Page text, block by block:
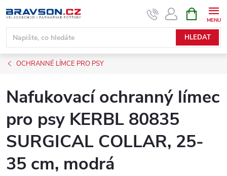
na
obsah
HLEDAT
NÁKUPNÍ
KOŠÍK
OCHRANNÉ LÍMCE PRO PSY
Nafukovací ochranný límec
pro psy KERBL 80835
SURGICAL COLLAR, 25-
35 cm, modrá